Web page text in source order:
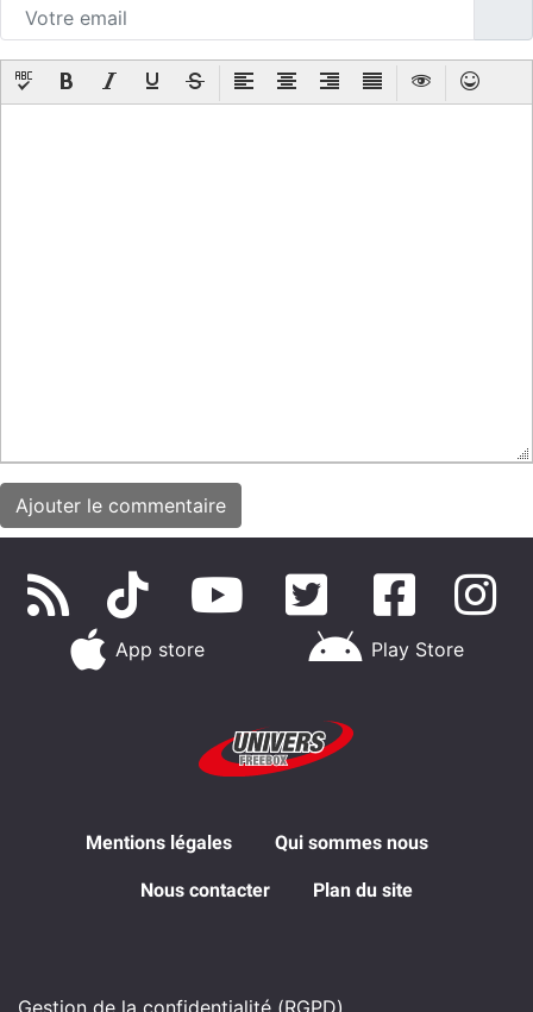
App store Play Store
Mentions légales Qui sommes nous
Nous contacter Plan du site
Gestion de la confidentialité (RGPD)